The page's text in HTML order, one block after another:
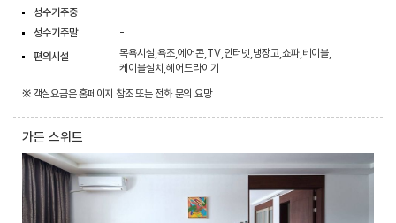
성수기주중
-
성수기주말
-
편의시설
목욕시설,욕조,에어콘,TV,인터넷,냉장고,쇼파,테이블,
케이블설치,헤어드라이기
※ 객실요금은 홈페이지 참조 또는 전화 문의 요망
가든 스위트